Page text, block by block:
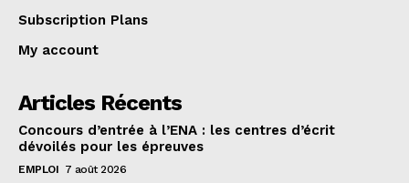
Subscription Plans
My account
Articles Récents
Concours d’entrée à l’ENA : les centres d’écrit
dévoilés pour les épreuves
EMPLOI 7 août 2026